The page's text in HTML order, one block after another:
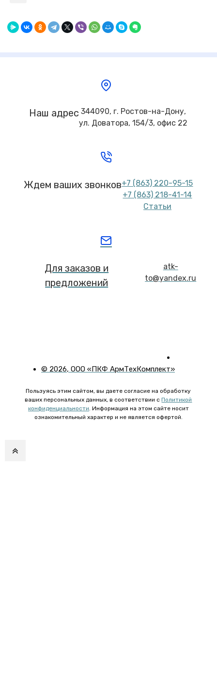
Наш адрес 344090, г. Ростов-на-Дону,
ул. Доватора, 154/3, офис 22
Ждем ваших звонков+7 (863) 220-95-15
+7 (863) 218-41-14
Статьи
Для заказов и
предложений
atk-
to@yandex.ru
© 2026, ООО «ПКФ АрмТехКомплект»
Пользуясь этим сайтом, вы даете согласие на обработку
ваших персональных данных, в соответствии сПолитикой
конфиденциальности. Информация на этом сайте носит
ознакомительный характер и не является офертой.